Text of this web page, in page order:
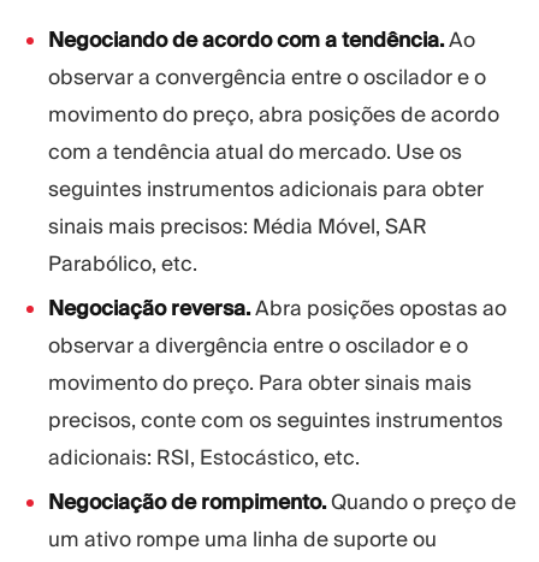
Negociando de acordo com a tendência.Ao
observar a convergência entre o oscilador e o
movimento do preço, abra posições de acordo
com a tendência atual do mercado. Use os
seguintes instrumentos adicionais para obter
sinais mais precisos: Média Móvel, SAR
Parabólico, etc.
Negociação reversa.Abra posições opostas ao
observar a divergência entre o oscilador e o
movimento do preço. Para obter sinais mais
precisos, conte com os seguintes instrumentos
adicionais: RSI, Estocástico, etc.
Negociação de rompimento.Quando o preço de
um ativo rompe uma linha de suporte ou